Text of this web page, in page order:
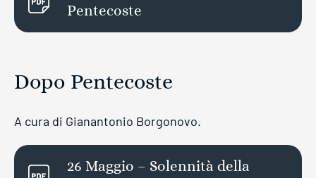
Pentecoste
Dopo Pentecoste
A cura di Gianantonio Borgonovo.
26 Maggio – Solennità della